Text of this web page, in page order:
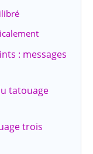
: messages
tatouage
trois